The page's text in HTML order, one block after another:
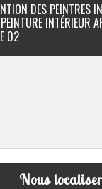
DES PEINTRES
PEINTURE INTÉRIEUR
02
Nous localiser